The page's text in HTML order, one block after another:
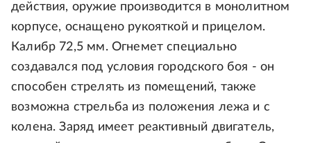
действия, оружие производится в монолитном
корпусе, оснащено рукояткой и прицелом.
Калибр 72,5 мм. Огнемет специально
создавался под условия городского боя - он
способен стрелять из помещений, также
возможна стрельба из положения лежа и с
колена. Заряд имеет реактивный двигатель,